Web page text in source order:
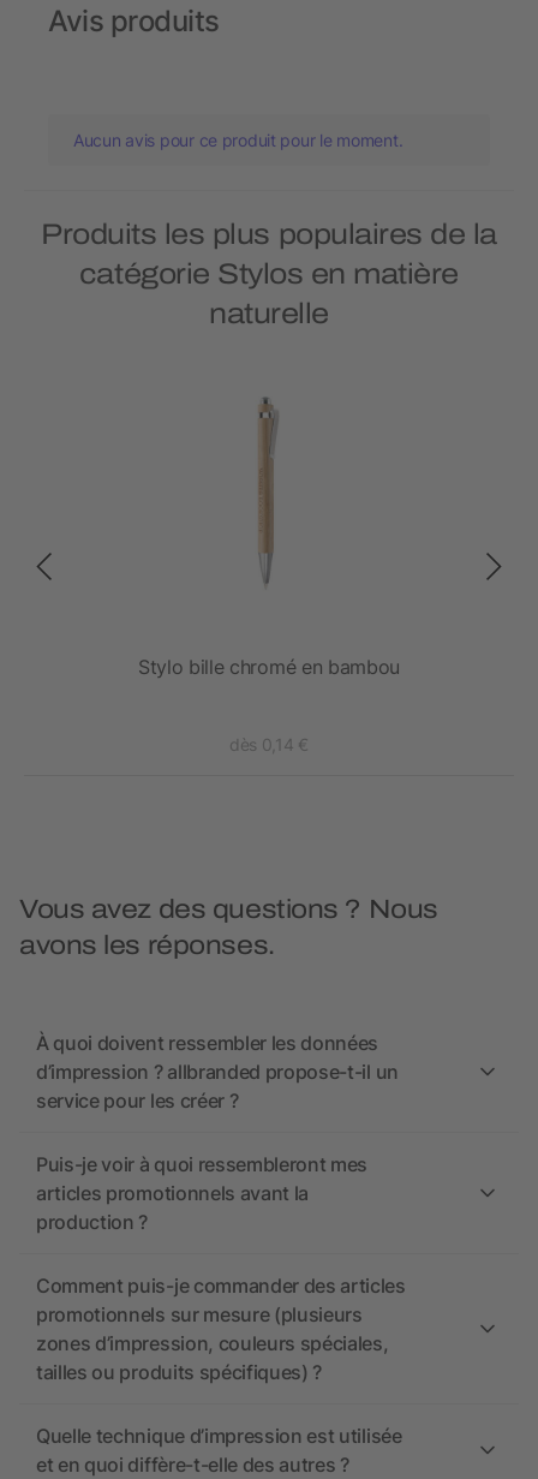
Avis produits
Aucun avis pour ce produit pour le moment.
Produits les plus populaires de la
catégorie Stylos en matière
naturelle
Stylo bille chromé en bambou
dès 0,14 €
Vous avez des questions ? Nous
avons les réponses.
À quoi doivent ressembler les données
d’impression ? allbranded propose-t-il un
service pour les créer ?
Puis-je voir à quoi ressembleront mes
articles promotionnels avant la
production ?
Comment puis-je commander des articles
promotionnels sur mesure (plusieurs
zones d’impression, couleurs spéciales,
tailles ou produits spécifiques) ?
Quelle technique d’impression est utilisée
et en quoi diffère-t-elle des autres ?